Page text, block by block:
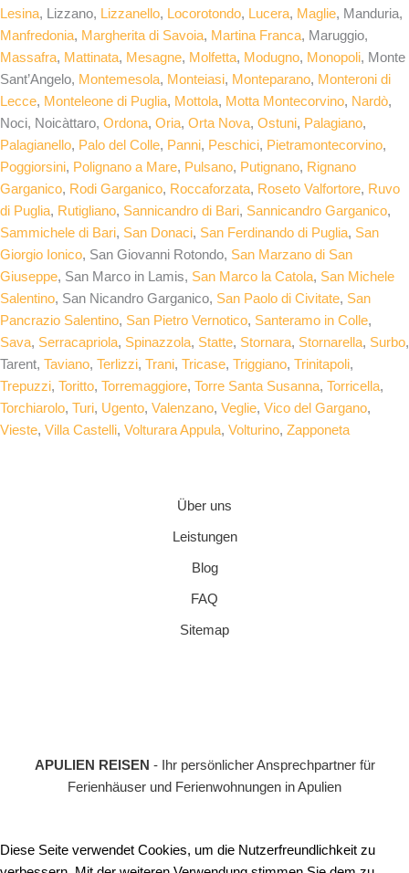
Lesina, Lizzano, Lizzanello, Locorotondo, Lucera, Maglie, Manduria,
Manfredonia, Margherita di Savoia, Martina Franca, Maruggio,
Massafra, Mattinata, Mesagne, Molfetta, Modugno, Monopoli, Monte
Sant’Angelo, Montemesola, Monteiasi, Monteparano, Monteroni di
Lecce, Monteleone di Puglia, Mottola, Motta Montecorvino, Nardò,
Noci, Noicàttaro, Ordona, Oria, Orta Nova, Ostuni, Palagiano,
Palagianello, Palo del Colle, Panni, Peschici, Pietramontecorvino,
Poggiorsini, Polignano a Mare, Pulsano, Putignano, Rignano
Garganico, Rodi Garganico, Roccaforzata, Roseto Valfortore, Ruvo
di Puglia, Rutigliano, Sannicandro di Bari, Sannicandro Garganico,
Sammichele di Bari, San Donaci, San Ferdinando di Puglia, San
Giorgio Ionico, San Giovanni Rotondo, San Marzano di San
Giuseppe, San Marco in Lamis, San Marco la Catola, San Michele
Salentino, San Nicandro Garganico, San Paolo di Civitate, San
Pancrazio Salentino, San Pietro Vernotico, Santeramo in Colle,
Sava, Serracapriola, Spinazzola, Statte, Stornara, Stornarella, Surbo,
Tarent, Taviano, Terlizzi, Trani, Tricase, Triggiano, Trinitapoli,
Trepuzzi, Toritto, Torremaggiore, Torre Santa Susanna, Torricella,
Torchiarolo, Turi, Ugento, Valenzano, Veglie, Vico del Gargano,
Vieste, Villa Castelli, Volturara Appula, Volturino, Zapponeta
Über uns
Leistungen
Blog
FAQ
Sitemap
APULIEN REISEN - Ihr persönlicher Ansprechpartner für
Ferienhäuser und Ferienwohnungen in Apulien
Diese Seite verwendet Cookies, um die Nutzerfreundlichkeit zu